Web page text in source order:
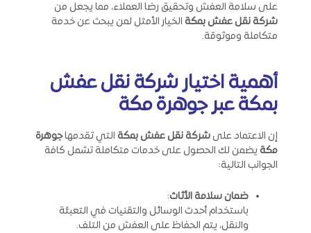
على سلامة العفش وتحقيق رضا العملاء، مما يجعل من
شركة نقل عفش بمكة الخيار الأمثل لمن يبحث عن خدمة
متكاملة وموثوقة.
أهمية اختيار شركة نقل عفش
بمكة عبر جوهرة مكة
إن الاعتماد على شركة نقل عفش بمكة التي تقدمهاجوهرة
مكة يضمن لك الحصول على خدمات متكاملة تشمل كافة
الجوانب التالية:
ضمان سلامة الأثاث:
باستخدام أحدث الوسائل والتقنيات في التعبئة
والنقل، يتم الحفاظ على العفش من التلف.